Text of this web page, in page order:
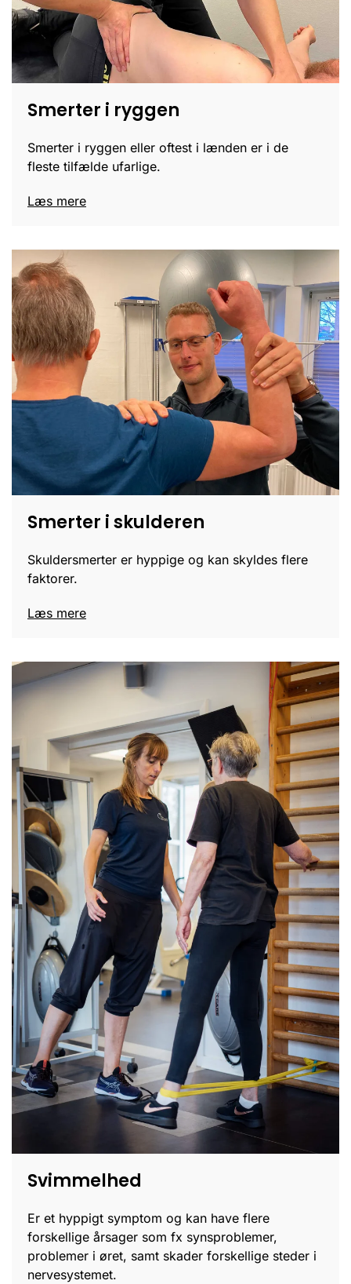
Smerter i ryggen
Smerter i ryggen eller oftest i lænden er i de
fleste tilfælde ufarlige.
Læs mere
Smerter i skulderen
Skuldersmerter er hyppige og kan skyldes flere
faktorer.
Læs mere
Svimmelhed
Er et hyppigt symptom og kan have flere
forskellige årsager som fx synsproblemer,
problemer i øret, samt skader forskellige steder i
nervesystemet.